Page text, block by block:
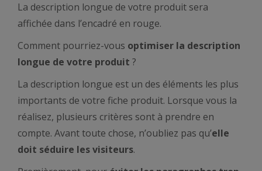
La description longue de votre produit sera
affichée dans l’encadré en rouge.
Comment pourriez-vous optimiser la description
longue de votre produit ?
La description longue est un des éléments les plus
importants de votre fiche produit. Lorsque vous la
réalisez, plusieurs critères sont à prendre en
compte. Avant toute chose, n’oubliez pas qu’elle
doit séduire les visiteurs.